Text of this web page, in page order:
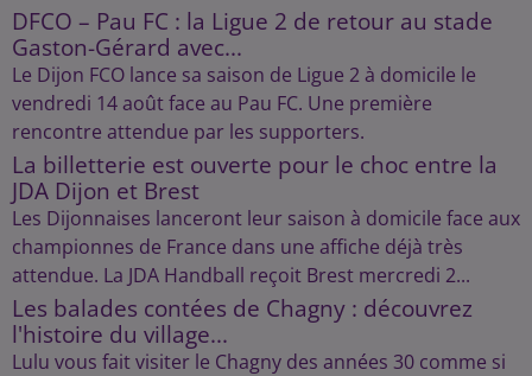
DFCO – Pau FC : la Ligue 2 de retour au stade
Gaston-Gérard avec...
Le Dijon FCO lance sa saison de Ligue 2 à domicile le
vendredi 14 août face au Pau FC. Une première
rencontre attendue par les supporters.
La billetterie est ouverte pour le choc entre la
JDA Dijon et Brest
Les Dijonnaises lanceront leur saison à domicile face aux
championnes de France dans une affiche déjà très
attendue. La JDA Handball reçoit Brest mercredi 2...
Les balades contées de Chagny : découvrez
l'histoire du village...
Lulu vous fait visiter le Chagny des années 30 comme si